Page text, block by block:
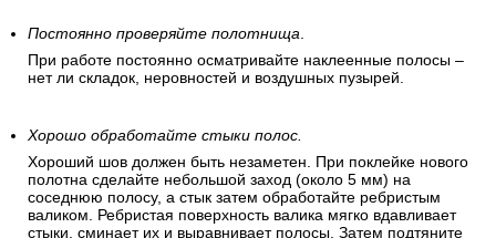
аккуратно отогните угол обоев и разгладьте полосу
«перышком». Если пузыри образовались в середине
полотнища – разгоните их в разные стороны, дробя на
мелкие части и выдавливая на край. Для этого используйте
Постоянно проверяйте полотнища
При работе постоянно осматривайте наклеенные полосы –
нет ли складок, неровностей и воздушных пузырей.